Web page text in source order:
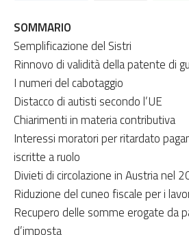
SOMMARIO
Semplificazione del Sistri
Rinnovo di validità della patente di
I numeri del cabotaggio
Distacco di autisti secondo l’UE
Chiarimenti in materia contributiva
Interessi moratori per ritardato
iscritte a ruolo
Divieti di circolazione in Austria nel
Riduzione del cuneo fiscale per i
Recupero delle somme erogate da
d’imposta